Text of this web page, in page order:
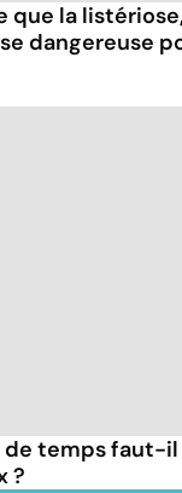
que la
dangereuse
de temps faut-
?